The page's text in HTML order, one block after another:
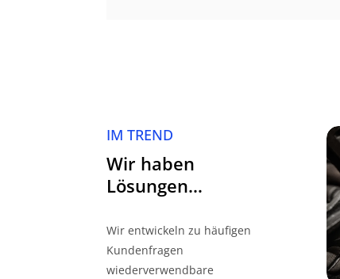
IM TREND
Wir haben
Lösungen…
Wir entwickeln zu häufigen
Kundenfragen
wiederverwendbare